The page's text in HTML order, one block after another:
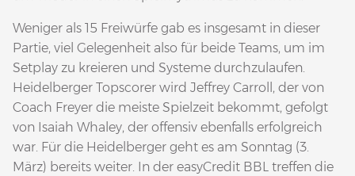
Weniger als 15 Freiwürfe gab es insgesamt in dieser
Partie, viel Gelegenheit also für beide Teams, um im
Setplay zu kreieren und Systeme durchzulaufen.
Heidelberger Topscorer wird Jeffrey Carroll, der von
Coach Freyer die meiste Spielzeit bekommt, gefolgt
von Isaiah Whaley, der offensiv ebenfalls erfolgreich
war. Für die Heidelberger geht es am Sonntag (3.
März) bereits weiter. In der easyCredit BBL treffen die